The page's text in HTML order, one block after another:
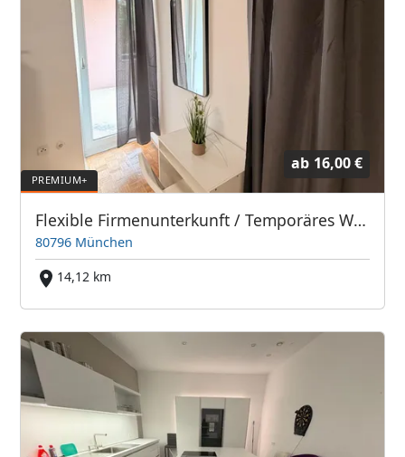
ab 16,00 €
Flexible Firmenunterkunft / Temporäres Wohnen in München-Schwabing
80796 München
14,12 km